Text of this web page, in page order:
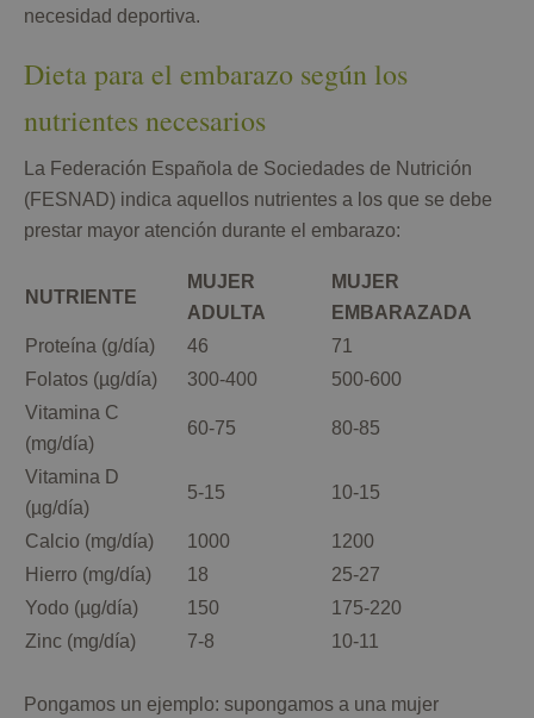
necesidad deportiva.
Dieta para el embarazo según los
nutrientes necesarios
La Federación Española de Sociedades de Nutrición
(FESNAD) indica aquellos nutrientes a los que se debe
prestar mayor atención durante el embarazo:
NUTRIENTE
MUJER
ADULTA
MUJER
EMBARAZADA
Proteína (g/día)
46
71
Folatos (µg/día)
300-400
500-600
Vitamina C
(mg/día)
60-75 80-85
Vitamina D
(µg/día)
5-15 10-15
Calcio (mg/día) 1000
1200
Hierro (mg/día)
18
25-27
Yodo (µg/día)
150
175-220
Zinc (mg/día)
7-8 10-11
Pongamos un ejemplo: supongamos a una mujer